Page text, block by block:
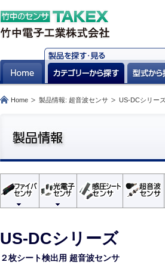
Home 製品情報: 超音波センサ US-DCシリー
US-DCシリーズ
２枚シート検出用 超音波センサ